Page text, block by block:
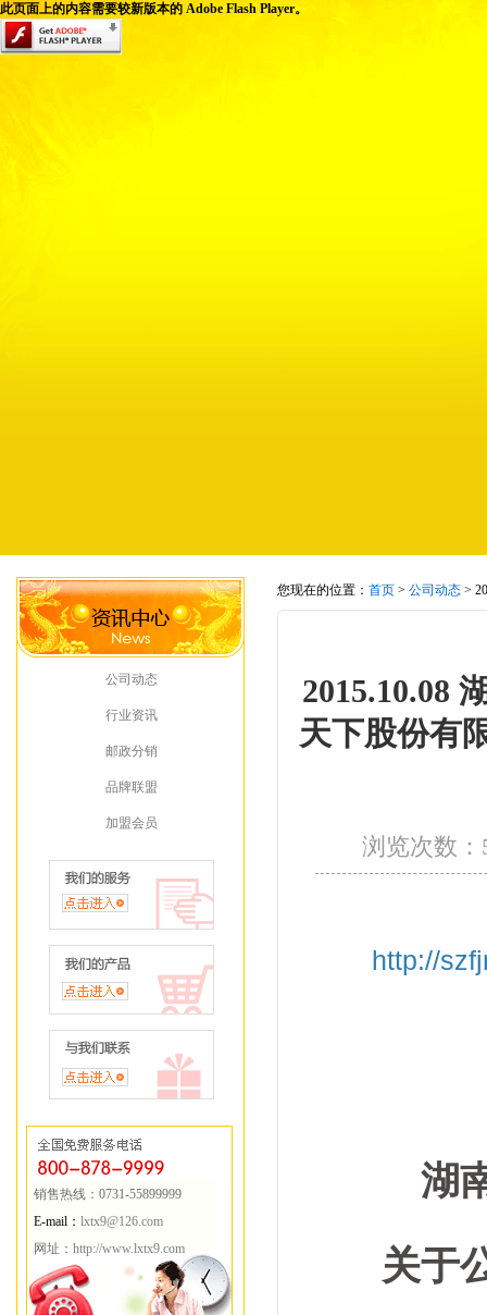
此页面上的内容需要较新版本的 Adobe Flash Player。
公司动态
行业资讯
邮政分销
品牌联盟
加盟会员
销售热线：0731-55899999
E-mail： lxtx9@126.com
网址： http://www.lxtx9.com
您现在的位置： 首页 > 公司动态 >
后备资源库企业。
2015.10.08
天下股份有
浏览次数：
http://
湖
关于